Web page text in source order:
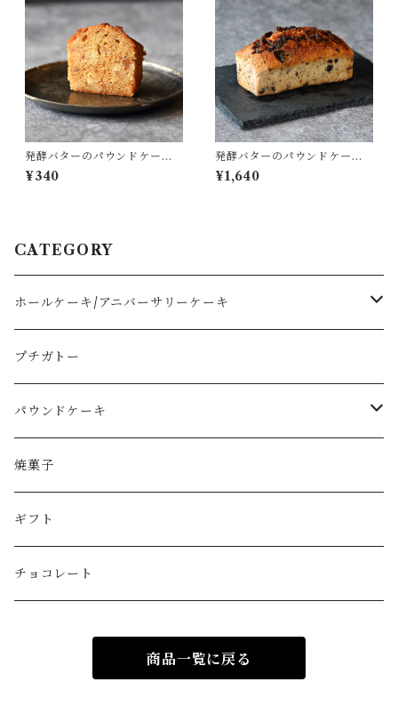
発酵バターのパウンドケーキ
（キャラメル&ナッツ）/ 1カッ
ト
¥340
発酵バターのパウンドケーキ
（クルミとチョコレート）／1
本
¥1,640
CATEGORY
ホールケーキ/アニバーサリーケーキ
ショートケーキタイプ
フルーツタルト
モンブラン
その他
プチガトー
パウンドケーキ
1本サイズ
カットサイズ
焼菓子
ギフト
チョコレート
商品一覧に戻る